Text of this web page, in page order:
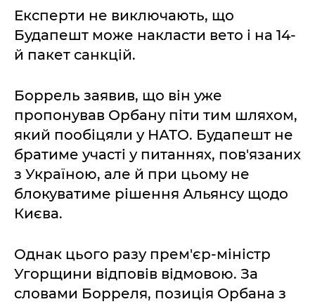
Експерти не виключають, що
Будапешт може накласти вето і на 14-
й пакет санкцій.
Боррель заявив, що він уже
пропонував Орбану піти тим шляхом,
який пообіцяли у НАТО. Будапешт не
братиме участі у питаннях, пов'язаних
з Україною, але й при цьому не
блокуватиме рішення Альянсу щодо
Києва.
Однак цього разу прем'єр-міністр
Угорщини відповів відмовою. За
словами Борреля, позиція Орбана з